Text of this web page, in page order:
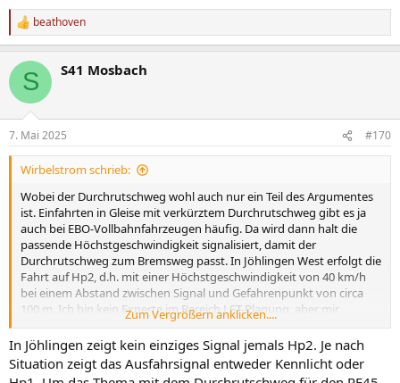
R
e
k
i
e
n
beathoven
S S41 Mosbach
7. Mai 2025 #170
Wirbelstrom schrieb:
Wobei der Durchrutschweg wohl auch nur ein Teil des Argumentes
ist. Einfahrten in Gleise mit verkürztem Durchrutschweg gibt es ja
auch bei EBO-Vollbahnfahrzeugen häufig. Da wird dann halt die
passende Höchstgeschwindigkeit signalisiert, damit der
Durchrutschweg zum Bremsweg passt. In Jöhlingen West erfolgt die
Fahrt auf Hp2, d.h. mit einer Höchstgeschwindigkeit von 40 km/h
bei einem Abstand zwischen Signal und Gefahrenpunkt von circa
100 m. Ich bin kein Experte im Bereich LST-Planung, aber mir
erscheinen die 100 m bei 40 km/h durchaus ausreichend zu sein,
auch bei Fahrzeugen mit EBO-Bremsverzögerung.
Vermutlich hat bei der Projektierung auch der Bahnübergang
Leonorenweg eine Rolle gespielt, denn der Abstand zwischen
Zum Vergrößern anklicken....
In Jöhlingen zeigt kein einziges Signal jemals Hp2. Je nach
Situation zeigt das Ausfahrsignal entweder Kennlicht oder